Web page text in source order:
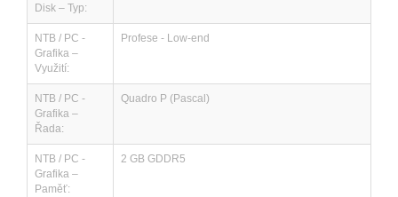
Disk – Typ:
NTB / PC -
Grafika –
Využití:
Profese - Low-end
NTB / PC -
Grafika –
Řada:
Quadro P (Pascal)
NTB / PC -
Grafika –
Paměť:
2 GB GDDR5